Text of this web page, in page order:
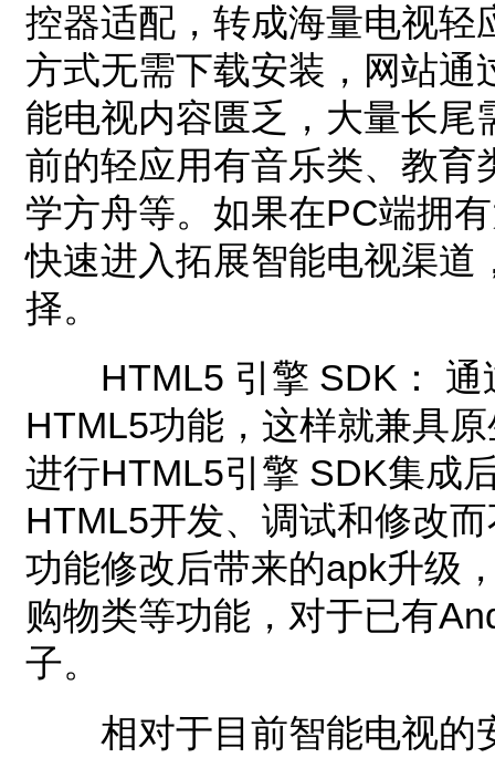
控器适配，转成海量电视轻
方式无需下载安装，网站
能电视内容匮乏，大量长尾
前的轻应用有音乐类、教育
学方舟等。如果在PC端拥
快速进入拓展智能电视渠道
择。
HTML5 引擎 SDK： 通
HTML5功能，这样就兼具
进行HTML5引擎 SDK集成
HTML5开发、调试和修改
功能修改后带来的apk升级
购物类等功能，对于已有
子。
相对于目前智能电视的